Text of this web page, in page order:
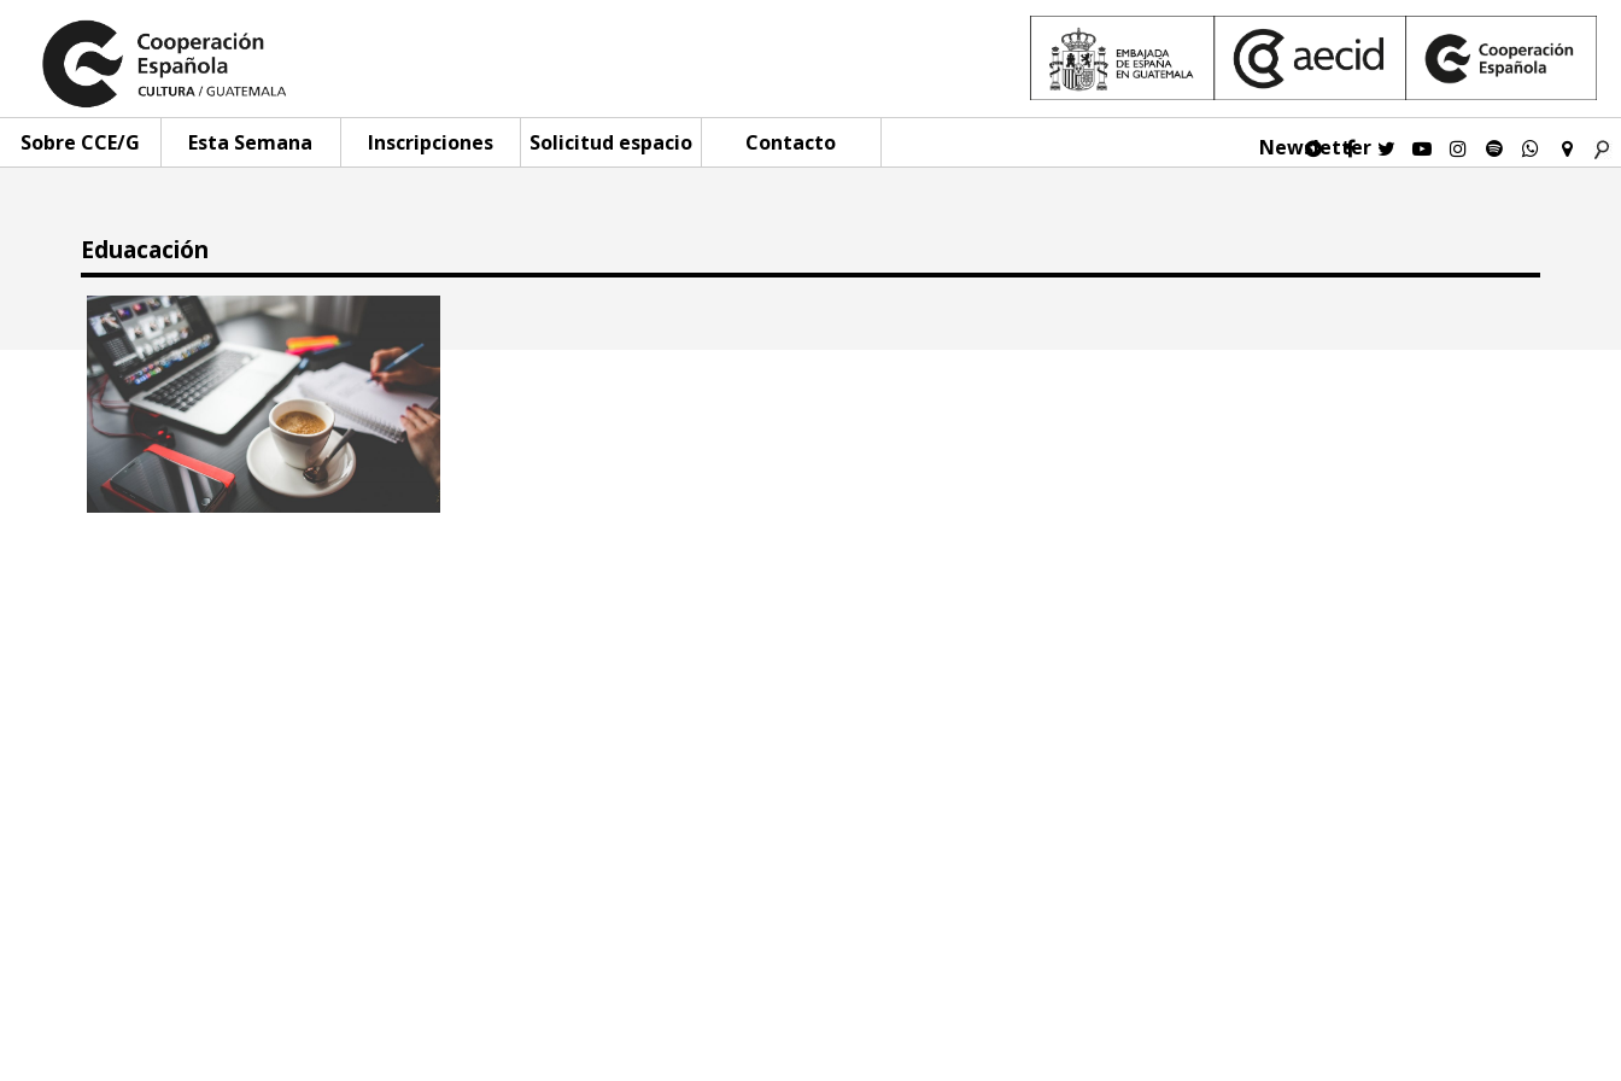
Sobre CCE/G Esta Semana Inscripciones Solicitud espacio Contacto Newsletter
Eduacación